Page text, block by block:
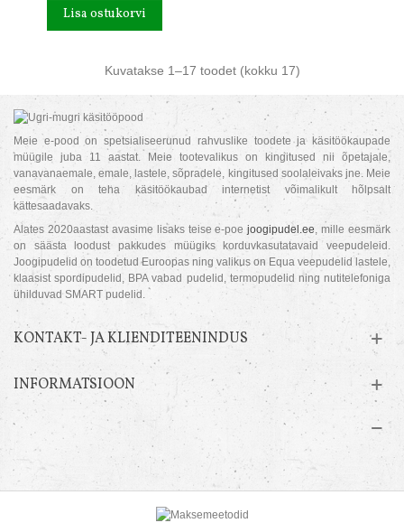
Lisa ostukorvi
Kuvatakse 1–17 toodet (kokku 17)
Meie e-pood on spetsialiseerunud rahvuslike toodete ja käsitöökaupade
müügile juba 11 aastat. Meie tootevalikus on kingitused nii õpetajale,
vanavanaemale, emale, lastele, sõpradele, kingitused soolaleivaks jne. Meie
eesmärk on teha käsitöökaubad internetist võimalikult hõlpsalt
kättesaadavaks.
Alates 2020aastast avasime lisaks teise e-poejoogipudel.ee, mille eesmärk
on säästa loodust pakkudes müügiks korduvkasutatavaid veepudeleid.
Joogipudelid on toodetud Euroopas ning valikus on Equa veepudelid lastele,
klaasist spordipudelid, BPA vabad pudelid, termopudelid ning nutitelefoniga
ühilduvad SMART pudelid.
KONTAKT- JA KLIENDITEENINDUS
INFORMATSIOON